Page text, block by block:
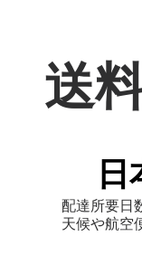
送
配達所要日
天候や航空